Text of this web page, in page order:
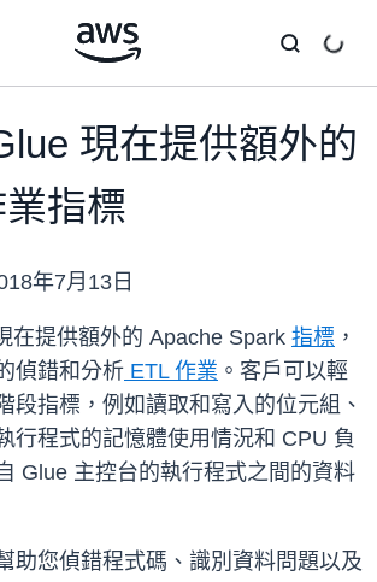
現在提供額外的
指標
年7月13日
在提供額外的 Apache Spark 指標 ，
偵錯和分析 ETL 作業 。客戶可以輕
段指標，例如讀取和寫入的位元組、
行程式的記憶體使用情況和 CPU 負
Glue 主控台的執行程式之間的資料
助您偵錯程式碼、識別資料問題以及